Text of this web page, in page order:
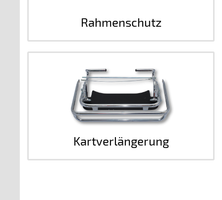
Rahmenschutz
Kartverlängerung